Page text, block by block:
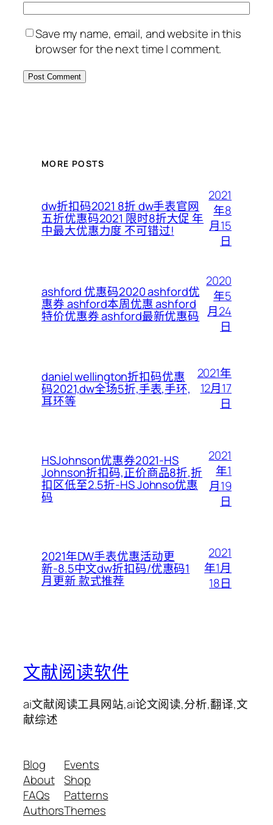
Save my name, email, and website in this
browser for the next time I comment.
MORE POSTS
dw折扣码2021 8折 dw手表官网
五折优惠码2021 限时8折大促 年
中最大优惠力度 不可错过!
2021
年8
月15
日
ashford 优惠码2020 ashford优
惠券 ashford本周优惠 ashford
特价优惠券 ashford最新优惠码
2020
年5
月24
日
daniel wellington折扣码优惠
码2021,dw全场5折,手表,手环,
耳环等
2021年
12月17
日
HSJohnson优惠券2021-HS
Johnson折扣码,正价商品8折,折
扣区低至2.5折-HS Johnso优惠
码
2021
年1
月19
日
2021年DW手表优惠活动更
新-8.5中文dw折扣码/优惠码1
月更新 款式推荐
2021
年1月
18日
文献阅读软件
ai文献阅读工具网站,ai论文阅读,分析,翻译,文
献综述
Blog
About
FAQs
Authors
Events
Shop
Patterns
Themes